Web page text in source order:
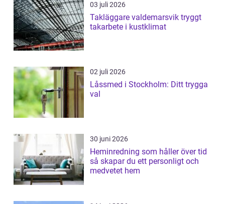
03 juli 2026
Takläggare valdemarsvik tryggt
takarbete i kustklimat
02 juli 2026
Låssmed i Stockholm: Ditt trygga
val
30 juni 2026
Heminredning som håller över tid
så skapar du ett personligt och
medvetet hem